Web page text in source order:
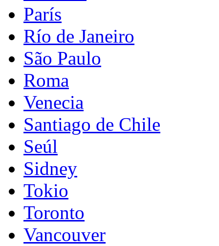
París
Río de Janeiro
São Paulo
Roma
Venecia
Santiago de Chile
Seúl
Sidney
Tokio
Toronto
Vancouver